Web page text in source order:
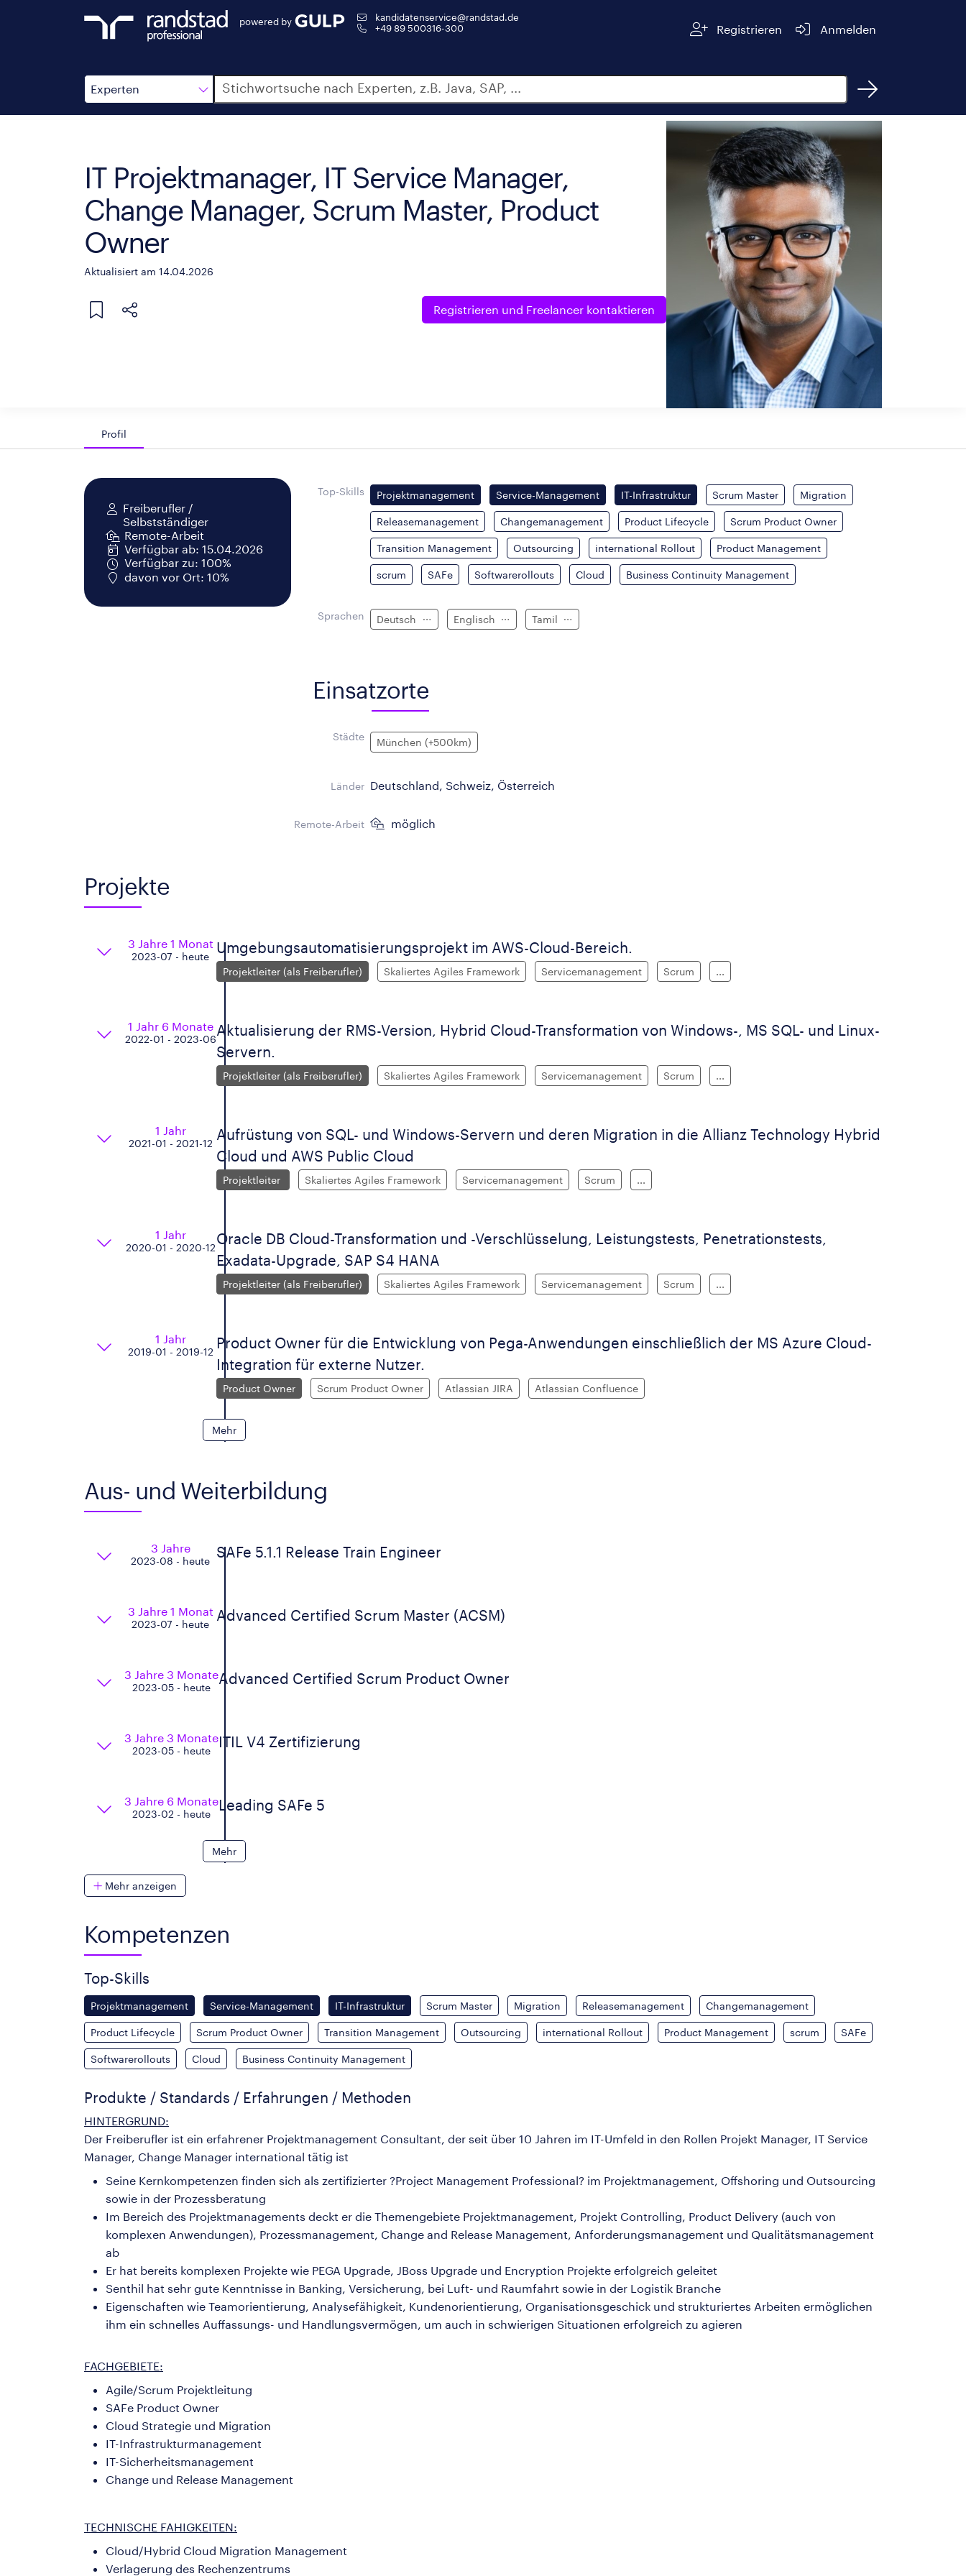
powered by
kandidatenservice@randstad.de
+49 89 500316-300
Registrieren Anmelden
Experten
Suche
IT Projektmanager, IT Service Manager,
Change Manager, Scrum Master, Product
Owner
Aktualisiert am 14.04.2026
Registrieren und Freelancer kontaktieren
Profil
Freiberufler /
Selbstständiger
Remote-Arbeit
Verfügbar ab: 15.04.2026
Verfügbar zu: 100%
davon vor Ort: 10%
Top-Skills Projektmanagement Service-Management IT-Infrastruktur Scrum Master Migration
Releasemanagement Changemanagement Product Lifecycle Scrum Product Owner
Transition Management Outsourcing international Rollout Product Management
scrum SAFe Softwarerollouts Cloud Business Continuity Management
Sprachen Deutsch Englisch Tamil
Einsatzorte
Städte München (+500km)
Länder Deutschland, Schweiz, Österreich
Remote-Arbeit möglich
Projekte
3 Jahre 1 Monat
2023-07 - heute
Umgebungsautomatisierungsprojekt im AWS-Cloud-Bereich.
Projektleiter (als Freiberufler) Skaliertes Agiles Framework Servicemanagement Scrum ...
1 Jahr 6 Monate
2022-01 - 2023-06
Aktualisierung der RMS-Version, Hybrid Cloud-Transformation von Windows-, MS SQL- und Linux-
Servern.
Projektleiter (als Freiberufler) Skaliertes Agiles Framework Servicemanagement Scrum ...
1 Jahr
2021-01 - 2021-12
Aufrüstung von SQL- und Windows-Servern und deren Migration in die Allianz Technology Hybrid
Cloud und AWS Public Cloud
Projektleiter Skaliertes Agiles Framework Servicemanagement Scrum ...
1 Jahr
2020-01 - 2020-12
Oracle DB Cloud-Transformation und -Verschlüsselung, Leistungstests, Penetrationstests,
Exadata-Upgrade, SAP S4 HANA
Projektleiter (als Freiberufler) Skaliertes Agiles Framework Servicemanagement Scrum ...
1 Jahr
2019-01 - 2019-12
Product Owner für die Entwicklung von Pega-Anwendungen einschließlich der MS Azure Cloud-
Integration für externe Nutzer.
Product Owner Scrum Product Owner Atlassian JIRA Atlassian Confluence
Mehr
Aus- und Weiterbildung
3 Jahre
2023-08 - heute
SAFe 5.1.1 Release Train Engineer
3 Jahre 1 Monat
2023-07 - heute
Advanced Certified Scrum Master (ACSM)
3 Jahre 3 Monate
2023-05 - heute
Advanced Certified Scrum Product Owner
3 Jahre 3 Monate
2023-05 - heute
ITIL V4 Zertifizierung
3 Jahre 6 Monate
2023-02 - heute
Leading SAFe 5
Mehr
Mehr anzeigen
Kompetenzen
Top-Skills
Projektmanagement Service-Management IT-Infrastruktur Scrum Master Migration Releasemanagement Changemanagement
Product Lifecycle Scrum Product Owner Transition Management Outsourcing international Rollout Product Management scrum SAFe
Softwarerollouts Cloud Business Continuity Management
Produkte / Standards / Erfahrungen / Methoden
HINTERGRUND:
Der Freiberufler ist ein erfahrener Projektmanagement Consultant, der seit über 10 Jahren im IT-Umfeld in den Rollen Projekt Manager, IT Service
Manager, Change Manager international tätig ist
Seine Kernkompetenzen finden sich als zertifizierter ?Project Management Professional? im Projektmanagement, Offshoring und Outsourcing
sowie in der Prozessberatung
Im Bereich des Projektmanagements deckt er die Themengebiete Projektmanagement, Projekt Controlling, Product Delivery (auch von
komplexen Anwendungen), Prozessmanagement, Change and Release Management, Anforderungsmanagement und Qualitätsmanagement
ab
Er hat bereits komplexen Projekte wie PEGA Upgrade, JBoss Upgrade und Encryption Projekte erfolgreich geleitet
Senthil hat sehr gute Kenntnisse in Banking, Versicherung, bei Luft- und Raumfahrt sowie in der Logistik Branche
Eigenschaften wie Teamorientierung, Analysefähigkeit, Kundenorientierung, Organisationsgeschick und strukturiertes Arbeiten ermöglichen
ihm ein schnelles Auffassungs- und Handlungsvermögen, um auch in schwierigen Situationen erfolgreich zu agieren
FACHGEBIETE:
Agile/Scrum Projektleitung
SAFe Product Owner
Cloud Strategie und Migration
IT-Infrastrukturmanagement
IT-Sicherheitsmanagement
Change und Release Management
TECHNISCHE FAHIGKEITEN:
Cloud/Hybrid Cloud Migration Management
Verlagerung des Rechenzentrums